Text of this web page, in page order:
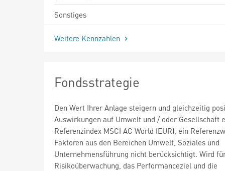
Sonstiges
Weitere Kennzahlen
Fondsstrategie
Den Wert Ihrer Anlage steigern und gleichzeitig
Auswirkungen auf Umwelt und / oder Gesellschaft
Referenzindex MSCI AC World (EUR), ein
Faktoren aus den Bereichen Umwelt, Soziales und
Unternehmensführung nicht berücksichtigt. Wird
Risikoüberwachung, das Performanceziel und die